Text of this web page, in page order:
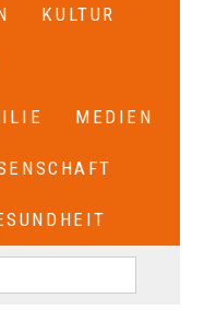
KULTUR
MEDIEN